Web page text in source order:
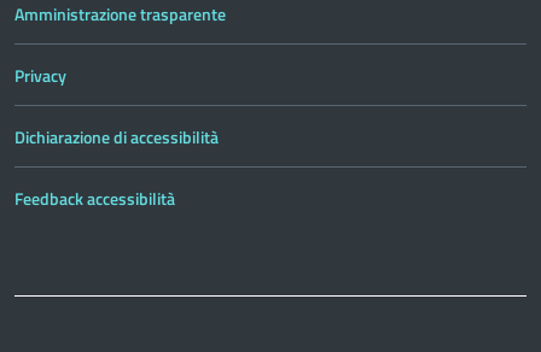
Amministrazione trasparente
Privacy
Dichiarazione di accessibilità
Feedback accessibilità